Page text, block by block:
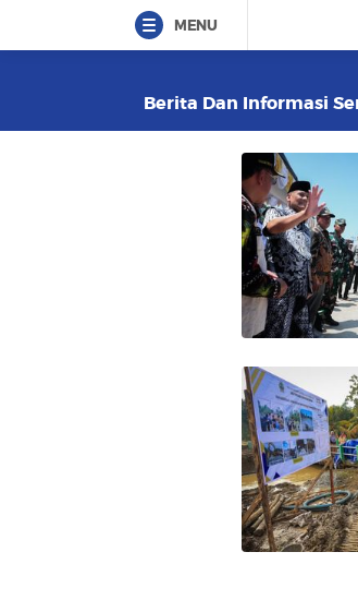
MENU
Berita Dan Informasi